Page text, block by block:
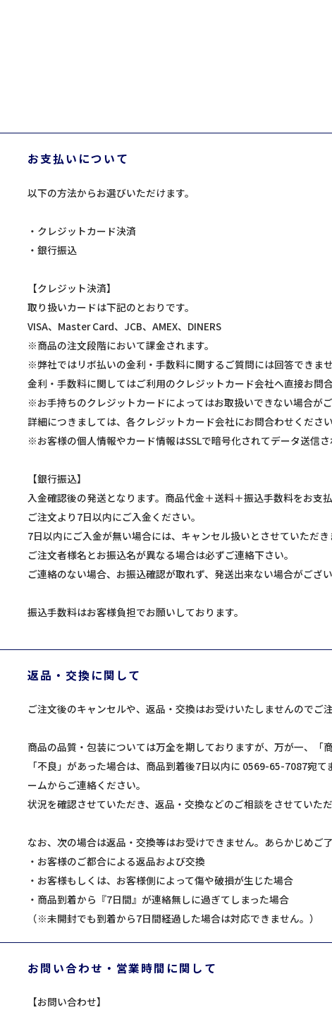
お支払いについて
以下の方法からお選びいただけます。
・クレジットカード決済
・銀行振込
【クレジット決済】
取り扱いカードは下記のとおりです。
VISA、Master Card、JCB、AMEX、DINERS
※商品の注文段階において課金されます。
※弊社ではリボ払いの金利・手数料に関するご質問には回答できませ
金利・手数料に関してはご利用のクレジットカード会社へ直接お問合
※お手持ちのクレジットカードによってはお取扱いできない場合がご
詳細につきましては、各クレジットカード会社にお問合わせください
※お客様の個人情報やカード情報はSSLで暗号化されてデータ送信さ
【銀行振込】
入金確認後の発送となります。商品代金＋送料＋振込手数料をお支払
ご注文より7日以内にご入金ください。
7日以内にご入金が無い場合には、キャンセル扱いとさせていただき
ご注文者様名とお振込名が異なる場合は必ずご連絡下さい。
ご連絡のない場合、お振込確認が取れず、発送出来ない場合がござい
振込手数料はお客様負担でお願いしております。
返品・交換に関して
ご注文後のキャンセルや、返品・交換はお受けいたしませんのでご注
商品の品質・包装については万全を期しておりますが、万が一、「
「不良」があった場合は、商品到着後7日以内に 0569-65-7087宛て
ームからご連絡ください。
状況を確認させていただき、返品・交換などのご相談をさせていただ
なお、次の場合は返品・交換等はお受けできません。あらかじめご了
・お客様のご都合による返品および交換
・お客様もしくは、お客様側によって傷や破損が生じた場合
・商品到着から『7日間』が連絡無しに過ぎてしまった場合
（※未開封でも到着から7日間経過した場合は対応できません。）
お問い合わせ・営業時間に関して
【お問い合わせ】